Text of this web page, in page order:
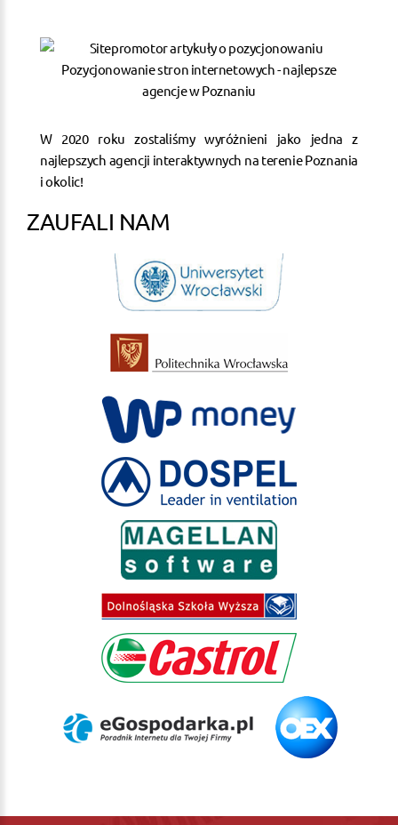
W 2020 roku zostaliśmy wyróżnieni jako jedna z
najlepszych agencji interaktywnych na terenie Poznania
i okolic!
ZAUFALI NAM